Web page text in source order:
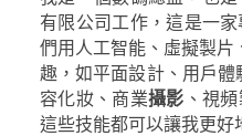
有限公司工作，這是一
們用人工智能、虛擬製片
趣，如平面設計、用戶
容化妝、商業攝影 、視
這些技能都可以讓我更好